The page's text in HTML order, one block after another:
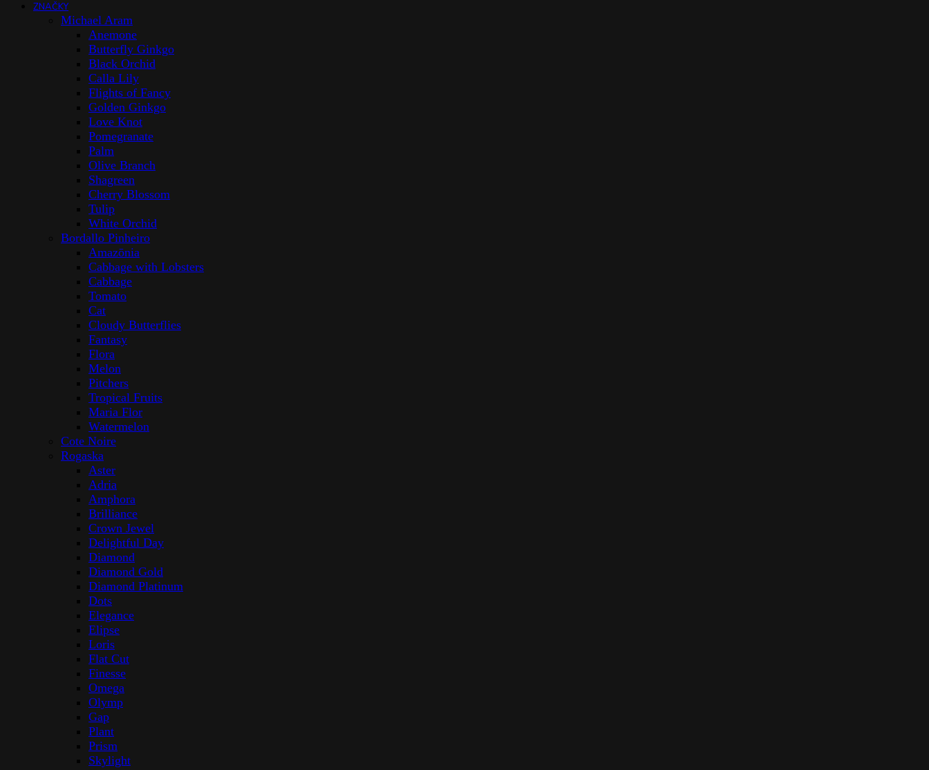
ZNAČKY
Michael Aram
Anemone
Butterfly Ginkgo
Black Orchid
Calla Lily
Flights of Fancy
Golden Ginkgo
Love Knot
Pomegranate
Palm
Olive Branch
Shagreen
Cherry Blossom
Tulip
White Orchid
Bordallo Pinheiro
Amazōnia
Cabbage with Lobsters
Cabbage
Tomato
Cat
Cloudy Butterflies
Fantasy
Flora
Melon
Pitchers
Tropical Fruits
Maria Flor
Watermelon
Cote Noire
Rogaska
Aster
Adria
Amphora
Brilliance
Crown Jewel
Delightful Day
Diamond
Diamond Gold
Diamond Platinum
Dots
Elegance
Elipse
Loris
Flat Cut
Finesse
Omega
Olymp
Gap
Plant
Prism
Skylight